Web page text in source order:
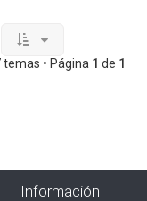
temas • Página 1 de 1
Información